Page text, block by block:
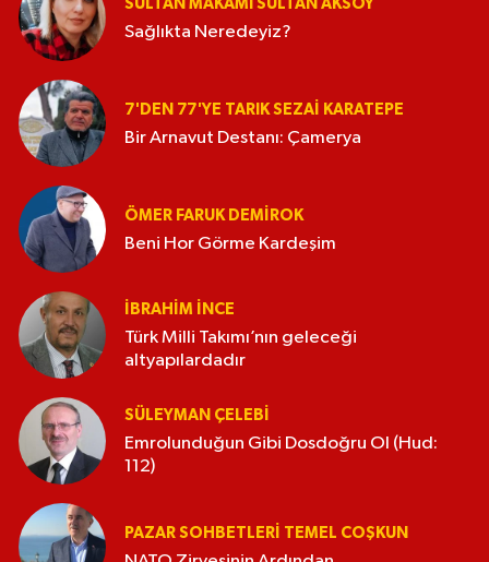
SULTAN MAKAMI SULTAN AKSOY
Sağlıkta Neredeyiz?
7'DEN 77'YE TARIK SEZAI KARATEPE
Bir Arnavut Destanı: Çamerya
ÖMER FARUK DEMIROK
Beni Hor Görme Kardeşim
İBRAHIM İNCE
Türk Milli Takımı’nın geleceği
altyapılardadır
SÜLEYMAN ÇELEBI
Emrolunduğun Gibi Dosdoğru Ol (Hud:
112)
PAZAR SOHBETLERI TEMEL COŞKUN